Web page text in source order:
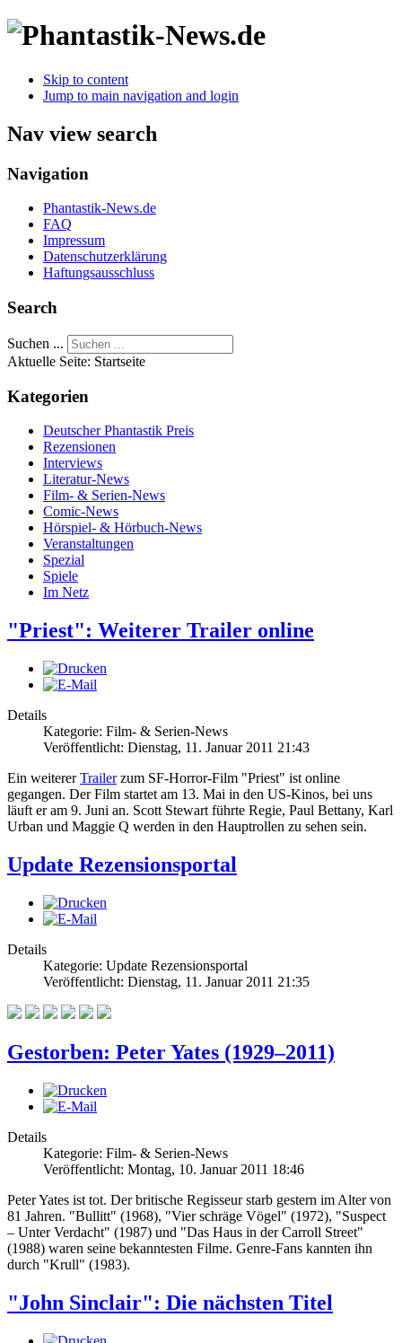
Skip to content
Jump to main navigation and login
Nav view search
Navigation
Phantastik-News.de
FAQ
Impressum
Datenschutzerklärung
Haftungsausschluss
Search
Suchen ...
Aktuelle Seite: Startseite
Kategorien
Deutscher Phantastik Preis
Rezensionen
Interviews
Literatur-News
Film- & Serien-News
Comic-News
Hörspiel- & Hörbuch-News
Veranstaltungen
Spezial
Spiele
Im Netz
"Priest": Weiterer Trailer online
Details
Kategorie: Film- & Serien-News
Veröffentlicht: Dienstag, 11. Januar 2011 21:43
Ein weitererTrailerzum SF-Horror-Film "Priest" ist online
gegangen. Der Film startet am 13. Mai in den US-Kinos, bei uns
läuft er am 9. Juni an. Scott Stewart führte Regie, Paul Bettany, Karl
Urban und Maggie Q werden in den Hauptrollen zu sehen sein.
Update Rezensionsportal
Details
Kategorie: Update Rezensionsportal
Veröffentlicht: Dienstag, 11. Januar 2011 21:35
Gestorben: Peter Yates (1929–2011)
Details
Kategorie: Film- & Serien-News
Veröffentlicht: Montag, 10. Januar 2011 18:46
Peter Yates ist tot. Der britische Regisseur starb gestern im Alter von
81 Jahren. "Bullitt" (1968), "Vier schräge Vögel" (1972), "Suspect
– Unter Verdacht" (1987) und "Das Haus in der Carroll Street"
(1988) waren seine bekanntesten Filme. Genre-Fans kannten ihn
durch "Krull" (1983).
"John Sinclair": Die nächsten Titel